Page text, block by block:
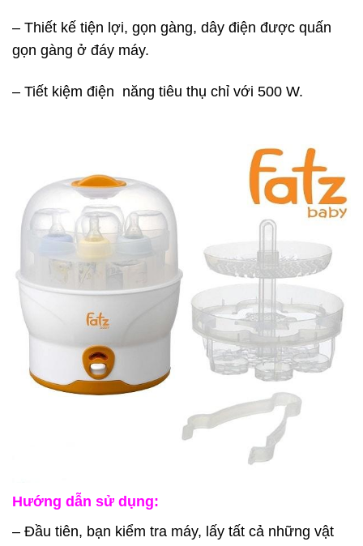
– Thiết kế tiện lợi, gọn gàng, dây điện được quấn
gọn gàng ở đáy máy.
– Tiết kiệm điện năng tiêu thụ chỉ với 500 W.
Hướng dẫn sử dụng:
– Đầu tiên, bạn kiểm tra máy, lấy tất cả những vật